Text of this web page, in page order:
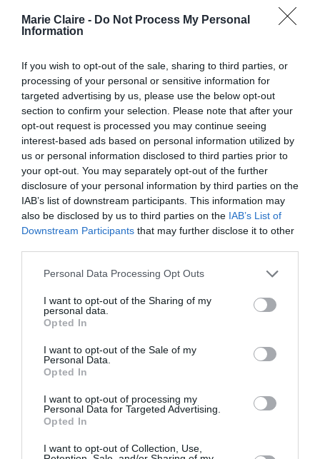
Marie Claire - Do Not Process My Personal
Information
If you wish to opt-out of the sale, sharing to third parties, or
processing of your personal or sensitive information for
targeted advertising by us, please use the below opt-out
section to confirm your selection. Please note that after your
opt-out request is processed you may continue seeing
interest-based ads based on personal information utilized by
us or personal information disclosed to third parties prior to
your opt-out. You may separately opt-out of the further
disclosure of your personal information by third parties on the
IAB’s list of downstream participants. This information may
also be disclosed by us to third parties on the IAB’s List of
Downstream Participants that may further disclose it to other
Personal Data Processing Opt Outs
I want to opt-out of the Sharing of my
personal data.
Opted In
I want to opt-out of the Sale of my
Personal Data.
Opted In
I want to opt-out of processing my
Personal Data for Targeted Advertising.
Opted In
I want to opt-out of Collection, Use,
πάρτυ του 15μελούς, για την ώρα επιστροφής
του Σαββάτου.
Και κάπου εκεί, ανάμεσα στις κουβέντες του
τίποτα, πετιέται το σημαντικό.Το ταίριασμα!
Αχ, ναι, επιτέλους μιαγυναίκα σαν κι εσένα! Ή
αλλιώτικη, αλλά ένα αλλιώτικο που σου
ταιριάζει. Κι αρχίζουν τα πρώτα συνωμοτικά
βλέμματα, όπως στο σχολείο. Χαμόγελα που
απευθύνονται σε αυτή τη μία. Όπως στο
καινούριο σου φλερτ. Το ίδιο μπορεί να γίνει
Οι άλλοι ένα βουητό, κι εσείς ένα κουκούλι.
Νιώθεις την ασφάλεια να ξετυλίξεις αυτό που
είσαι. Οχι κουβέντες μέσα στις οποίες
πορεία εσύ κι αυτή. Πατάτε σταθερά σε
αντιλήψεις και βιώματα. Δεν γελιέστε εύκολα.
Εδώ καλύπτεις τα κενά που αφήνουν οι φίλοι